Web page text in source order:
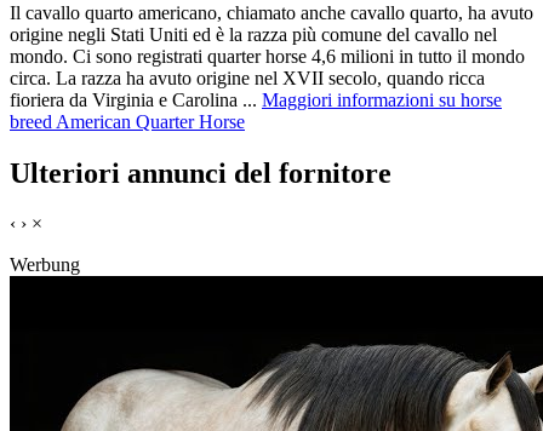
Il cavallo quarto americano, chiamato anche cavallo quarto, ha avuto
origine negli Stati Uniti ed è la razza più comune del cavallo nel
mondo. Ci sono registrati quarter horse 4,6 milioni in tutto il mondo
circa. La razza ha avuto origine nel XVII secolo, quando ricca
fioriera da Virginia e Carolina ... Maggiori informazioni su horse
breed American Quarter Horse
Ulteriori annunci del fornitore
‹ › ×
Werbung